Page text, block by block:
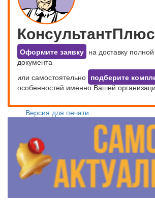
Оформите заявку на доставку
документа
или самостоятельно подберите
особенностей именно Вашей
Версия для печати